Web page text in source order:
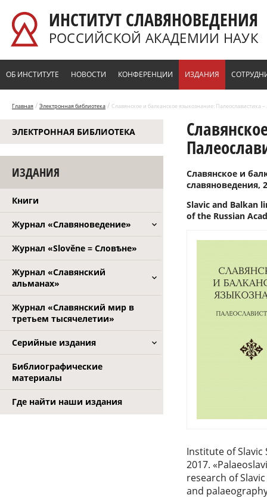
ИНСТИТУТ СЛАВЯНОВЕДЕНИЯ
РОССИЙСКОЙ АКАДЕМИИ НАУК
ОБ ИНСТИТУТЕ НОВОСТИ КОНФЕРЕНЦИИ ИЗДАНИЯ
Главная / Электронная библиотека / Славянское и балканское языкознание: Палеославистика –
ЭЛЕКТРОННАЯ БИБЛИОТЕКА
ИЗДАНИЯ
Книги
Журнал «Славяноведение»
Журнал «Slověne = Словѣне»
Журнал «Славянский
альманах»
Журнал «Славянский мир в
третьем тысячелетии»
Серийные издания
Библиографические
материалы
Где найти наши издания
Славянское и
славяноведения,
Slavic and Balkan
of the Russian
Institute of Slavic
2017.
research of
and